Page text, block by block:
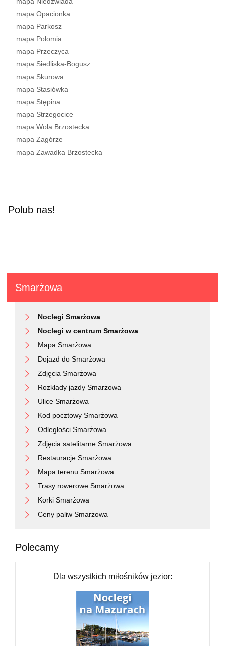
mapa Opacionka
mapa Parkosz
mapa Połomia
mapa Przeczyca
mapa Siedliska-Bogusz
mapa Skurowa
mapa Stasiówka
mapa Stępina
mapa Strzegocice
mapa Wola Brzostecka
mapa Zagórze
mapa Zawadka Brzostecka
Polub nas!
Smarżowa
Noclegi Smarżowa
Noclegi w centrum Smarżowa
Mapa Smarżowa
Dojazd do Smarżowa
Zdjęcia Smarżowa
Rozkłady jazdy Smarżowa
Ulice Smarżowa
Kod pocztowy Smarżowa
Odległości Smarżowa
Zdjęcia satelitarne Smarżowa
Restauracje Smarżowa
Mapa terenu Smarżowa
Trasy rowerowe Smarżowa
Korki Smarżowa
Ceny paliw Smarżowa
Polecamy
Dla wszystkich miłośników jezior: